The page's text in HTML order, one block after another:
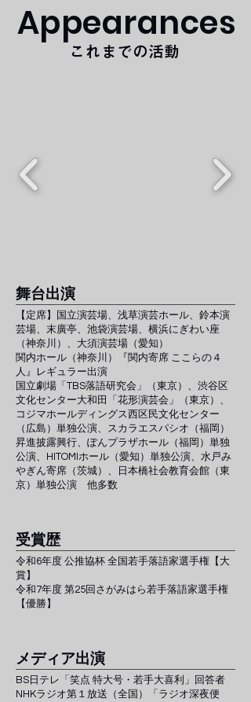
Appearances
​これまでの活動
​舞台出演
【定席】国立演芸場、浅草演芸ホール、鈴本演
芸場、末廣亭、池袋演芸場​、横浜にぎわい座
（神奈川）、大須演芸場（愛知）
関内ホール（神奈川）『関内寄席 ここらの４
人』レギュラー出演
国立劇場「TBS落語研究会」（東京）、渋谷区
文化センター大和田「花形演芸会」（東京）、
コジマホールディングス西区民文化センター
（広島）単独公演、スカラエスパシオ（福岡）
昇進披露興行、ぽんプラザホール（福岡）単独
公演、HITOMIホール（愛知）単独公演、水戸み
やぎん寄席（茨城）、日本橋社会教育会館（東
京）単独公演 他多数
​受賞歴
​令和6年度 公推協杯 全国若手落語家選手権【大
賞】
令和7年度 第25回さがみはら若手落語家選手権
【優勝】
​メディア出演
BS日テレ「笑点 特大号・若手大喜利」回答者
NHKラジオ第１放送（全国）「ラジオ深夜便